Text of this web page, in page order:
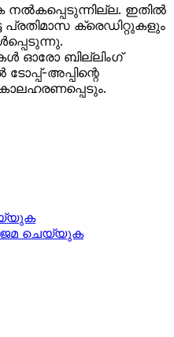
നൽകപ്പെടുന്നില്ല. ഇതിൽ
പ്രതിമാസ ക്രെഡിറ്റുകളും
ഓരോ ബില്ലിംഗ്
അപ്പിന്റെ
ചെയ്യുക